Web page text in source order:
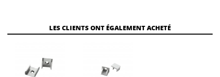
LES CLIENTS ONT ÉGALEMENT ACHETÉ